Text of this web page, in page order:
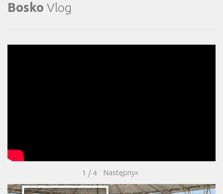
Bosko Vlog
1 / 4 Następny»